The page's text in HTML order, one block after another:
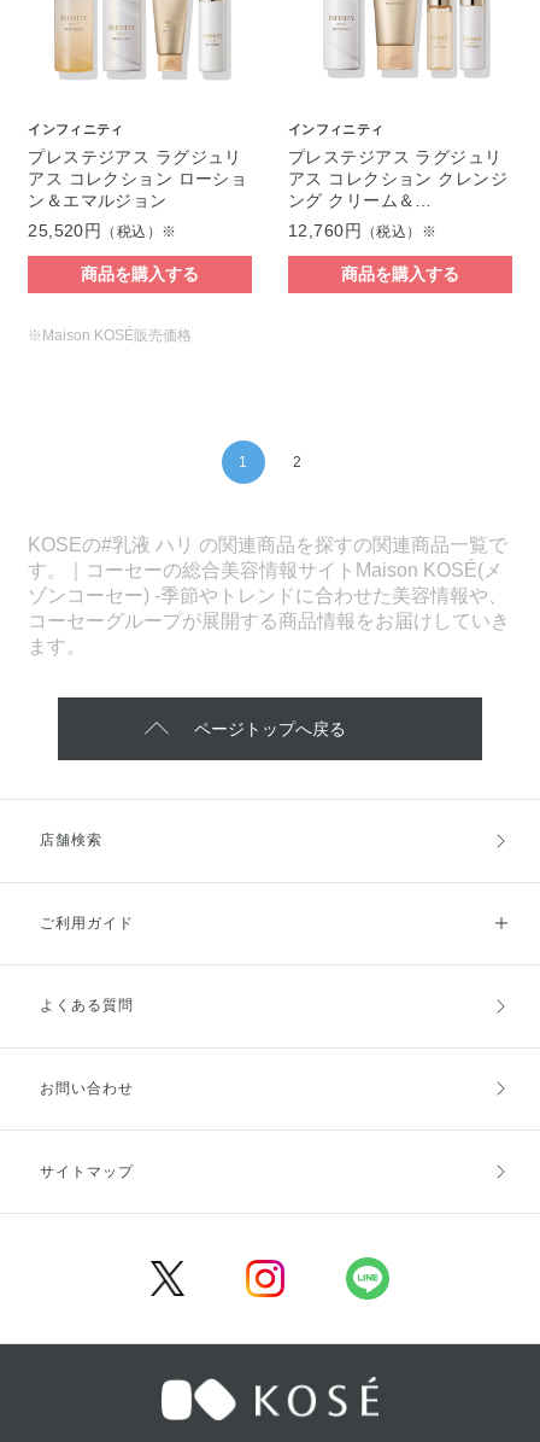
インフィニティ
プレステジアス ラグジュリ
アス コレクション ローショ
ン＆エマルジョン
25,520円 （税込）※
商品を購入する
インフィニティ
プレステジアス ラグジュリ
アス コレクション クレンジ
ング クリーム＆…
12,760円 （税込）※
商品を購入する
※Maison KOSÉ販売価格
1 2
KOSEの#乳液 ハリ の関連商品を探すの関連商品一覧で
す。｜コーセーの総合美容情報サイトMaison KOSÉ(メ
ゾンコーセー) -季節やトレンドに合わせた美容情報や、
コーセーグループが展開する商品情報をお届けしていき
ます。
ページトップへ戻る
店舗検索
ご利用ガイド
ご利用ガイドトップ
お支払方法
キャンセル・返品・交換
よくある質問
お問い合わせ
サイトマップ